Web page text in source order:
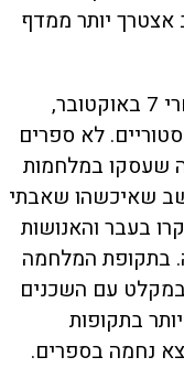
אצטרך יותר ממדף
בתקופה שמיד אחרי 7 באוקטובר,
לא ספרים
שעסקו במלחמות
שאיכשהו שאבתי
בעבר והאנושות
בתקופת המלחמה
במקלט עם השכנים
בתקופות
נחמה בספרים.